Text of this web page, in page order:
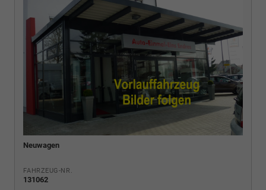
Neuwagen
FAHRZEUG-NR.
131062